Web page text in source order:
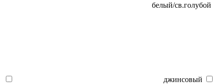
белый/св.голубой
джинсовый